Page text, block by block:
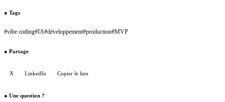
● Tags
#vibe coding#IA#développement#production#MVP
● Partage
X LinkedIn Copier le lien
● Une question ?